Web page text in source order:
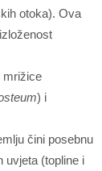
otoka). Ova
mrižice
) i
čini posebnu
uvjeta (topline i